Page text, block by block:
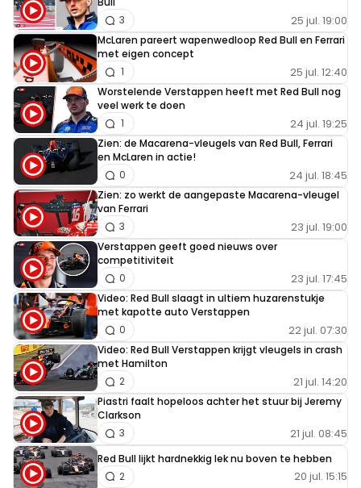
25 jul. 19:00
3
McLaren pareert wapenwedloop Red Bull en Ferrari
met eigen concept
25 jul. 12:40
1
Worstelende Verstappen heeft met Red Bull nog
veel werk te doen
24 jul. 19:25
1
Zien: de Macarena-vleugels van Red Bull, Ferrari
en McLaren in actie!
24 jul. 18:45
0
Zien: zo werkt de aangepaste Macarena-vleugel
van Ferrari
23 jul. 19:00
3
Verstappen geeft goed nieuws over
competitiviteit
23 jul. 17:45
0
Video: Red Bull slaagt in ultiem huzarenstukje
met kapotte auto Verstappen
22 jul. 07:30
0
Video: Red Bull Verstappen krijgt vleugels in crash
met Hamilton
21 jul. 14:20
2
Piastri faalt hopeloos achter het stuur bij Jeremy
Clarkson
21 jul. 08:45
3
Red Bull lijkt hardnekkig lek nu boven te hebben
20 jul. 15:15
2